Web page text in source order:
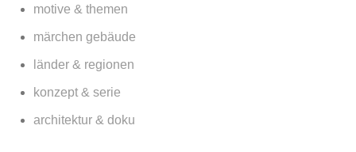
motive & themen
märchen gebäude
länder & regionen
konzept & serie
architektur & doku